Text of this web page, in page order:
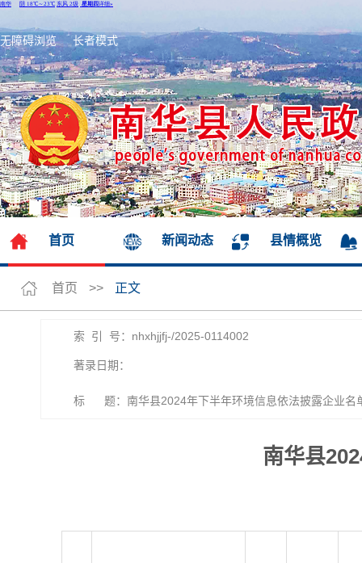
无障碍浏览 长者模式
首页 新闻动态 县情概览
首页 >> 正文
索 引 号：nhxhjjfj-/2025-0114002
著录日期：
标 题：南华县2024年下半年环境信息依法披露企业名
南华县